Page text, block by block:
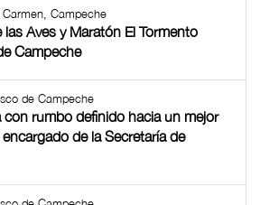
Campeche
las Aves y Maratón El Tormento
Campeche
de Campeche
con rumbo definido hacia un mejor
de la Secretaría de